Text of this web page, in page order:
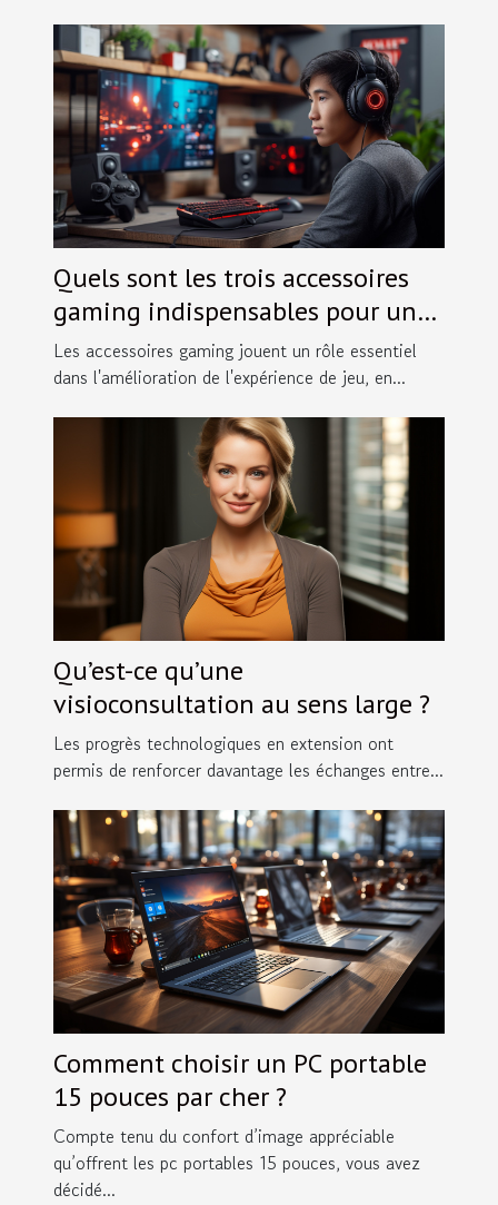
Quels sont les trois accessoires
gaming indispensables pour une
meilleure expérience de jeu?
Les accessoires gaming jouent un rôle essentiel
dans l'amélioration de l'expérience de jeu, en...
Qu’est-ce qu’une
visioconsultation au sens large ?
Les progrès technologiques en extension ont
permis de renforcer davantage les échanges entre...
Comment choisir un PC portable
15 pouces par cher ?
Compte tenu du confort d’image appréciable
qu’offrent les pc portables 15 pouces, vous avez
décidé...